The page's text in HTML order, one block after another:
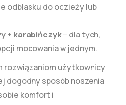
odblasku do odzieży lub
+ karabińczyk– dla tych,
mocowania w jednym.
rozwiązaniom użytkownicy
dogodny sposób noszenia
komfort i